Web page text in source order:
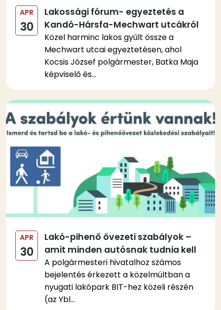
APR
30
Lakossági fórum- egyeztetés a
Kandó-Hársfa-Mechwart utcákról
Közel harminc lakos gyűlt össze a
Mechwart utcai egyeztetésen, ahol
Kocsis József polgármester, Batka Maja
képviselő és...
Kép
APR
30
Lakó-pihenő övezeti szabályok –
amit minden autósnak tudnia kell
A polgármesteri hivatalhoz számos
bejelentés érkezett a közelmúltban a
nyugati lakópark BIT-hez közeli részén
(az Ybl...